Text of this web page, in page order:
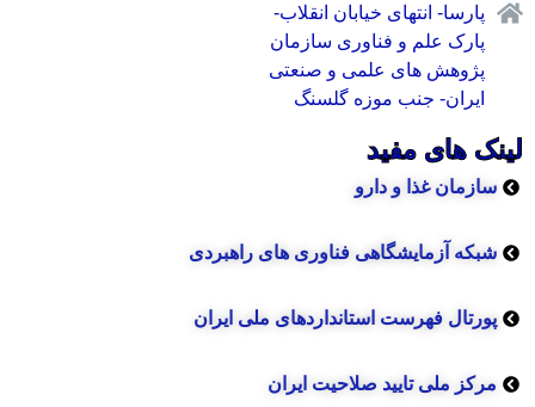
پارسا- انتهای خیابان انقلاب-
پارک علم و فناوری سازمان
پژوهش های علمی و صنعتی
ایران- جنب موزه گلسنگ
لینک های مفید
سازمان غذا و دارو
شبکه آزمایشگاهی فناوری های راهبردی
پورتال فهرست استانداردهای ملی ایران
مرکز ملی تایید صلاحیت ایران